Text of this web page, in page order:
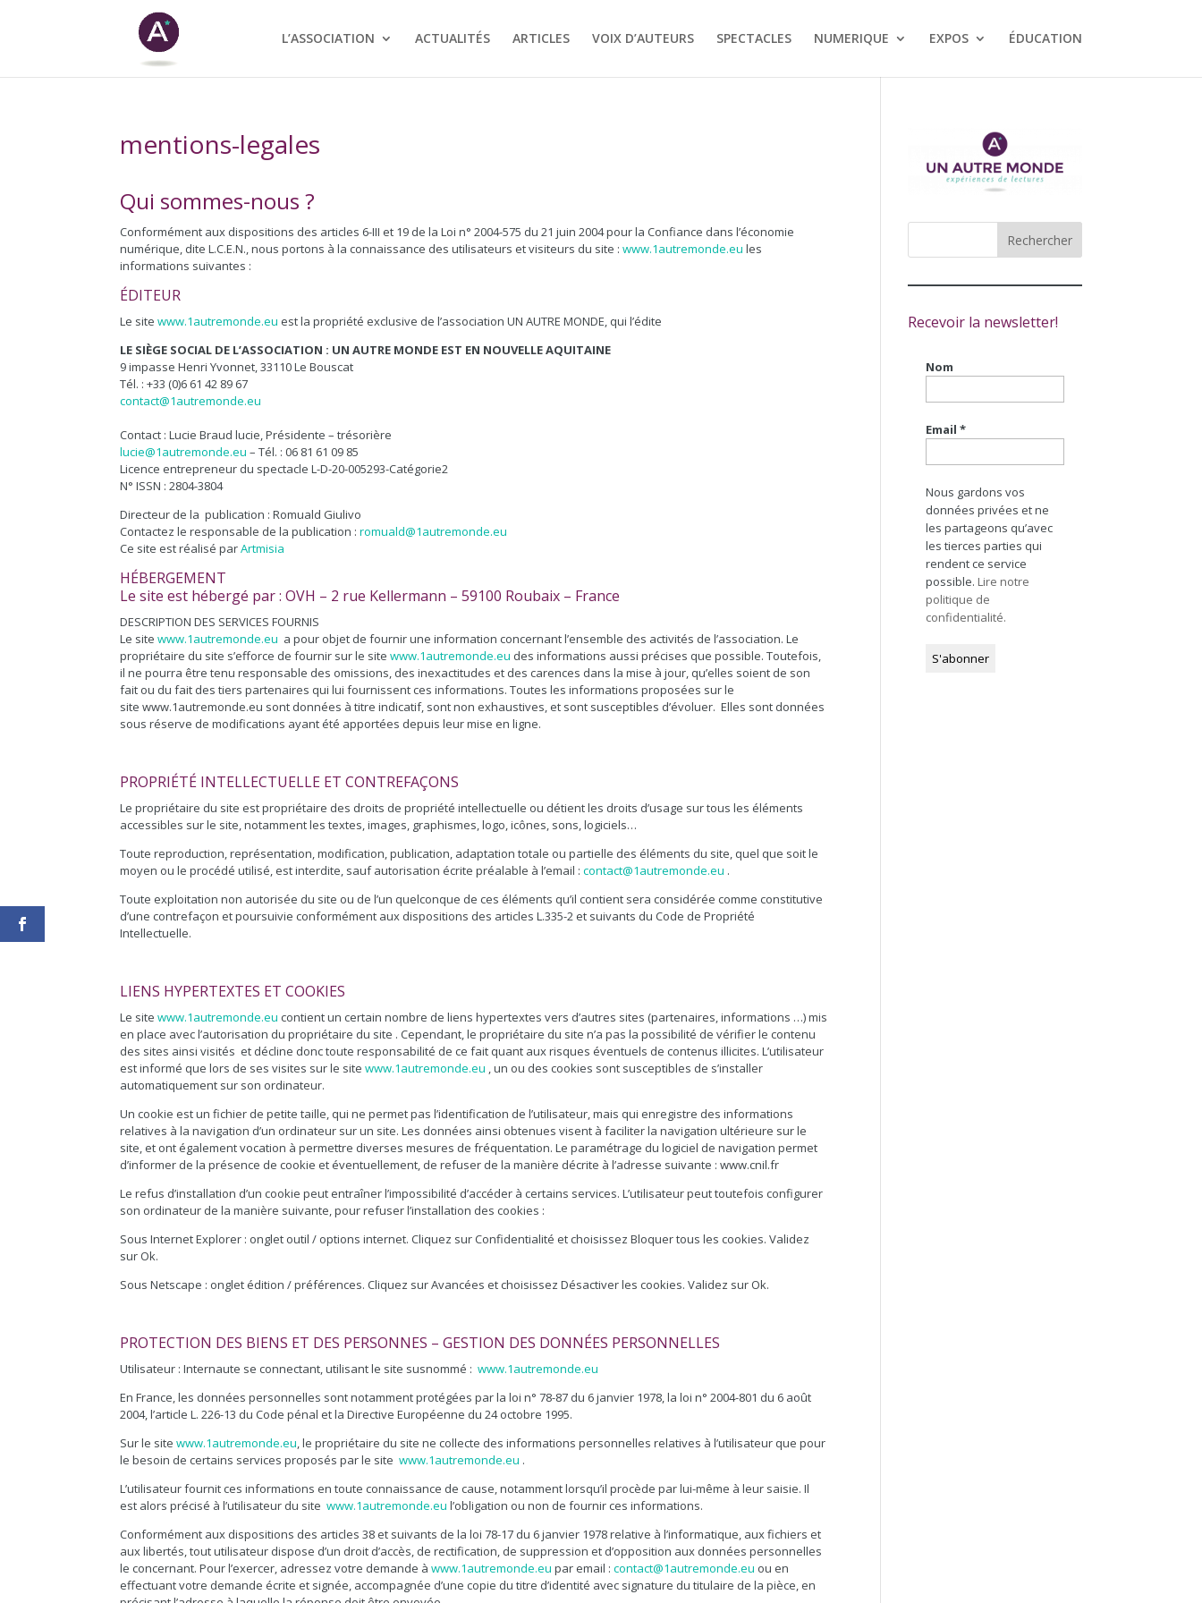
L’ASSOCIATION ACTUALITÉS ARTICLES VOIX D’AUTEURS SPECTACLES NUMERIQUE EXPOS ÉDUCATION
mentions-legales
Qui sommes-nous ?
Conformément aux dispositions des articles 6-III et 19 de la Loi n° 2004-575 du 21 juin 2004 pour la Confiance dans l’économie
numérique, dite L.C.E.N., nous portons à la connaissance des utilisateurs et visiteurs du site :www.1autremonde.eu les
informations suivantes :
ÉDITEUR
Le sitewww.1autremonde.eu est la propriété exclusive de l’association UN AUTRE MONDE, qui l’édite
LE SIÈGE SOCIAL DE L’ASSOCIATION : UN AUTRE MONDE EST EN NOUVELLE AQUITAINE
9 impasse Henri Yvonnet, 33110 Le Bouscat
Tél. : +33 (0)6 61 42 89 67
contact@1autremonde.eu
Contact : Lucie Braud lucie, Présidente – trésorière
lucie@1autremonde.eu – Tél. : 06 81 61 09 85
Licence entrepreneur du spectacle L-D-20-005293-Catégorie2
N° ISSN : 2804-3804
Directeur de la publication : Romuald Giulivo
Contactez le responsable de la publication :romuald@1autremonde.eu
Ce site est réalisé parArtmisia
HÉBERGEMENT
Le site est hébergé par : OVH – 2 rue Kellermann – 59100 Roubaix – France
DESCRIPTION DES SERVICES FOURNIS
Le sitewww.1autremonde.eu a pour objet de fournir une information concernant l’ensemble des activités de l’association. Le
propriétaire du site s’efforce de fournir sur le sitewww.1autremonde.eu des informations aussi précises que possible. Toutefois,
il ne pourra être tenu responsable des omissions, des inexactitudes et des carences dans la mise à jour, qu’elles soient de son
fait ou du fait des tiers partenaires qui lui fournissent ces informations. Toutes les informations proposées sur le
site www.1autremonde.eu sont données à titre indicatif, sont non exhaustives, et sont susceptibles d’évoluer. Elles sont données
sous réserve de modifications ayant été apportées depuis leur mise en ligne.
PROPRIÉTÉ INTELLECTUELLE ET CONTREFAÇONS
Le propriétaire du site est propriétaire des droits de propriété intellectuelle ou détient les droits d’usage sur tous les éléments
accessibles sur le site, notamment les textes, images, graphismes, logo, icônes, sons, logiciels…
Toute reproduction, représentation, modification, publication, adaptation totale ou partielle des éléments du site, quel que soit le
moyen ou le procédé utilisé, est interdite, sauf autorisation écrite préalable à l’email :contact@1autremonde.eu .
Toute exploitation non autorisée du site ou de l’un quelconque de ces éléments qu’il contient sera considérée comme constitutive
d’une contrefaçon et poursuivie conformément aux dispositions des articles L.335-2 et suivants du Code de Propriété
Intellectuelle.
LIENS HYPERTEXTES ET COOKIES
Le sitewww.1autremonde.eu contient un certain nombre de liens hypertextes vers d’autres sites (partenaires, informations …) mis
en place avec l’autorisation du propriétaire du site . Cependant, le propriétaire du site n’a pas la possibilité de vérifier le contenu
des sites ainsi visités et décline donc toute responsabilité de ce fait quant aux risques éventuels de contenus illicites. L’utilisateur
est informé que lors de ses visites sur le sitewww.1autremonde.eu , un ou des cookies sont susceptibles de s’installer
automatiquement sur son ordinateur.
Un cookie est un fichier de petite taille, qui ne permet pas l’identification de l’utilisateur, mais qui enregistre des informations
relatives à la navigation d’un ordinateur sur un site. Les données ainsi obtenues visent à faciliter la navigation ultérieure sur le
site, et ont également vocation à permettre diverses mesures de fréquentation. Le paramétrage du logiciel de navigation permet
d’informer de la présence de cookie et éventuellement, de refuser de la manière décrite à l’adresse suivante : www.cnil.fr
Le refus d’installation d’un cookie peut entraîner l’impossibilité d’accéder à certains services. L’utilisateur peut toutefois configurer
son ordinateur de la manière suivante, pour refuser l’installation des cookies :
Sous Internet Explorer : onglet outil / options internet. Cliquez sur Confidentialité et choisissez Bloquer tous les cookies. Validez
sur Ok.
Sous Netscape : onglet édition / préférences. Cliquez sur Avancées et choisissez Désactiver les cookies. Validez sur Ok.
PROTECTION DES BIENS ET DES PERSONNES – GESTION DES DONNÉES PERSONNELLES
Utilisateur : Internaute se connectant, utilisant le site susnommé :www.1autremonde.eu
En France, les données personnelles sont notamment protégées par la loi n° 78-87 du 6 janvier 1978, la loi n° 2004-801 du 6 août
2004, l’article L. 226-13 du Code pénal et la Directive Européenne du 24 octobre 1995.
Sur le sitewww.1autremonde.eu, le propriétaire du site ne collecte des informations personnelles relatives à l’utilisateur que pour
le besoin de certains services proposés par le sitewww.1autremonde.eu .
L’utilisateur fournit ces informations en toute connaissance de cause, notamment lorsqu’il procède par lui-même à leur saisie. Il
est alors précisé à l’utilisateur du sitewww.1autremonde.eu l’obligation ou non de fournir ces informations.
Conformément aux dispositions des articles 38 et suivants de la loi 78-17 du 6 janvier 1978 relative à l’informatique, aux fichiers et
aux libertés, tout utilisateur dispose d’un droit d’accès, de rectification, de suppression et d’opposition aux données personnelles
le concernant. Pour l’exercer, adressez votre demande àwww.1autremonde.eu par email :contact@1autremonde.eu ou en
effectuant votre demande écrite et signée, accompagnée d’une copie du titre d’identité avec signature du titulaire de la pièce, en
Recevoir la newsletter!
Nom
Email*
Nous gardons vos
données privées et ne
les partageons qu’avec
les tierces parties qui
rendent ce service
possible. Lire notre
politique de
confidentialité.